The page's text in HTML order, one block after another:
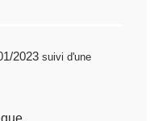
01/2023 suivi d'une